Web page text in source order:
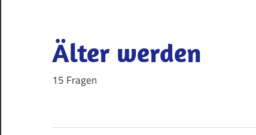
springen
Älter werden
15 Fragen